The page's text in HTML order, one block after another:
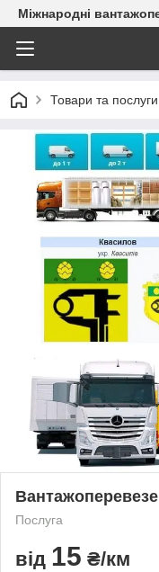
Міжнародні
Товари та послуги
Послуга
від 15 ₴/км